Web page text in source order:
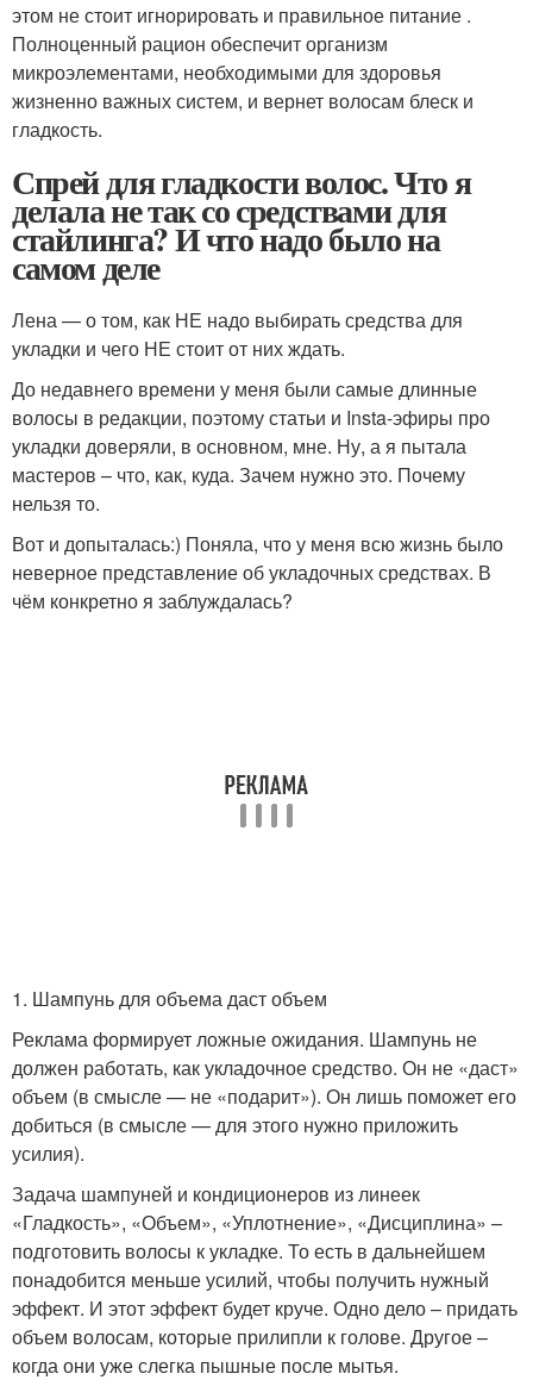
этом не стоит игнорировать и правильное питание .
Полноценный рацион обеспечит организм
микроэлементами, необходимыми для здоровья
жизненно важных систем, и вернет волосам блеск и
гладкость.
Спрей для гладкости волос. Что я
делала не так со средствами для
стайлинга? И что надо было на
самом деле
Лена — о том, как НЕ надо выбирать средства для
укладки и чего НЕ стоит от них ждать.
До недавнего времени у меня были самые длинные
волосы в редакции, поэтому статьи и Insta-эфиры про
укладки доверяли, в основном, мне. Ну, а я пытала
мастеров – что, как, куда. Зачем нужно это. Почему
нельзя то.
Вот и допыталась:) Поняла, что у меня всю жизнь было
неверное представление об укладочных средствах. В
чём конкретно я заблуждалась?
1. Шампунь для объема даст объем
Реклама формирует ложные ожидания. Шампунь не
должен работать, как укладочное средство. Он не «даст»
объем (в смысле — не «подарит»). Он лишь поможет его
добиться (в смысле — для этого нужно приложить
усилия).
Задача шампуней и кондиционеров из линеек
«Гладкость», «Объем», «Уплотнение», «Дисциплина» –
подготовить волосы к укладке. То есть в дальнейшем
понадобится меньше усилий, чтобы получить нужный
эффект. И этот эффект будет круче. Одно дело – придать
объем волосам, которые прилипли к голове. Другое –
когда они уже слегка пышные после мытья.